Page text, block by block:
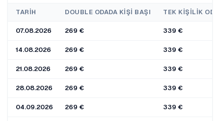
TARIH DOUBLE ODADA KIŞI BAŞI TEK KIŞILIK ODA
07.08.2026 269 € 339 €
14.08.2026 269 € 339 €
21.08.2026 269 € 339 €
28.08.2026 269 € 339 €
04.09.2026 269 € 339 €